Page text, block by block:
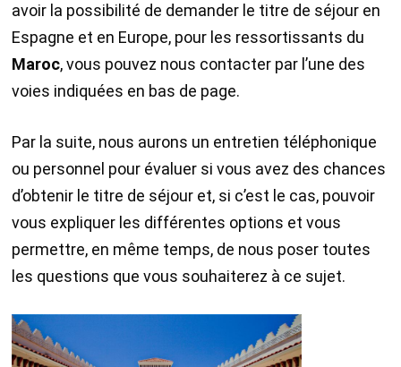
avoir la possibilité de demander le titre de séjour en
Espagne et en Europe, pour les ressortissants du
Maroc, vous pouvez nous contacter par l’une des
voies indiquées en bas de page.
Par la suite, nous aurons un entretien téléphonique
ou personnel pour évaluer si vous avez des chances
d’obtenir le titre de séjour et, si c’est le cas, pouvoir
vous expliquer les différentes options et vous
permettre, en même temps, de nous poser toutes
les questions que vous souhaiterez à ce sujet.